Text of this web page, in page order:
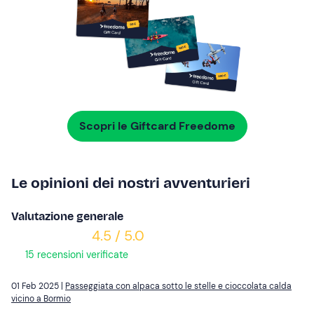
Scopri le Giftcard Freedome
Le opinioni dei nostri avventurieri
Valutazione generale
4.5 / 5.0
15 recensioni verificate
01 Feb 2025 | Passeggiata con alpaca sotto le stelle e cioccolata calda
vicino a Bormio